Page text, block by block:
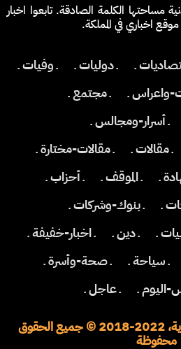
مساحتها الكلمة الصادقة. تابعوا اخبار
اخباري في المملكة.
ـ ـ دوليات ـ
ـ وفيات ـ
واعراس ـ
ـ مجتمع ـ
ـ أسرار-ومجالس ـ
ـ مقالات ـ
ـ مقالات-مختارة ـ
ـ ـ الموقف ـ
ـ أحزاب ـ
ـ
ـ بنوك-وشركات ـ
ـ ـ دين ـ
ـ اخبار-خفيفة ـ
ـ سياحة ـ
ـ صحة-وأسرة ـ
اليوم ـ ـ عاجل ـ
وكالة مدار الساعة الاخبارية، 2022-2018 © جميع الحقوق
محفوظة